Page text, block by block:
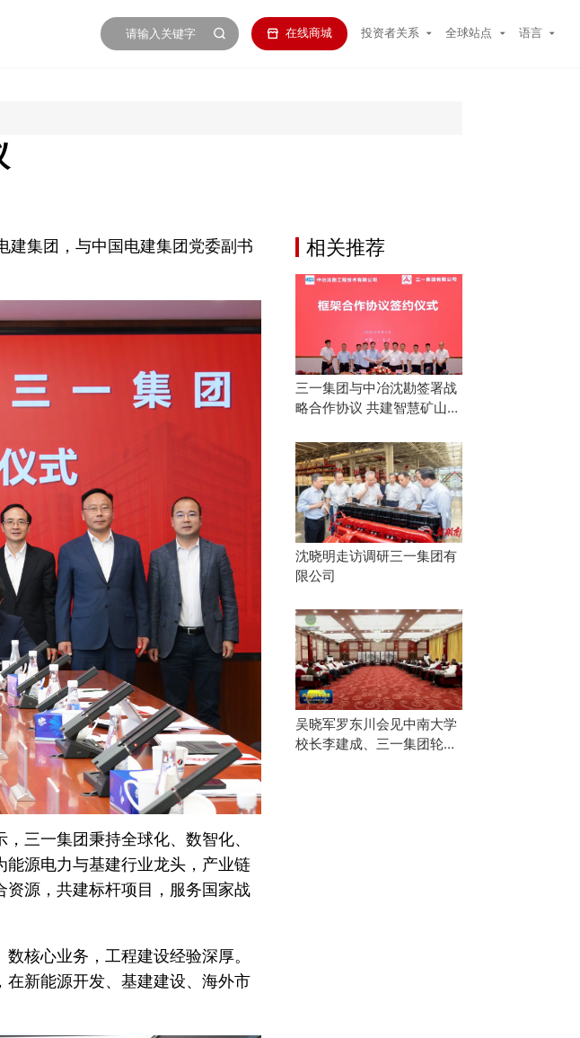
在线商城 投资者关系 全球站点 语言
建集团，与中国电建集团党委副书
三一集团秉持全球化、数智化、
源电力与基建行业龙头，产业链
源，共建标杆项目，服务国家战
核心业务，工程建设经验深厚。
新能源开发、基建建设、海外市
相关推荐
三一集团与中冶沈勘签署战
略合作协议 共建智慧矿山产
沈晓明走访调研三一集团有
限公司
吴晓军罗东川会见中南大学
校长李建成、三一集团轮值